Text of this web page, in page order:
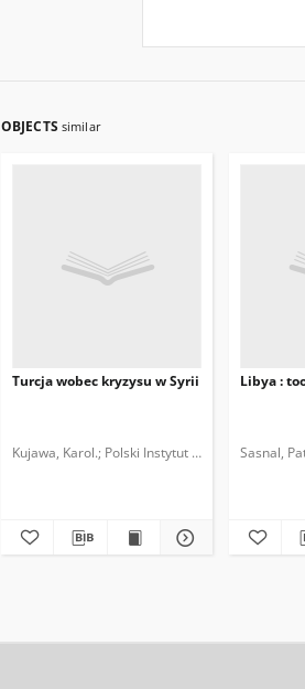
OBJECTS similar
Turcja wobec kryzysu w Syrii
Kujawa, Karol. Polski Instytut Spraw
Libya :
Sasnal,